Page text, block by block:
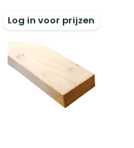
Log in voor prijzen